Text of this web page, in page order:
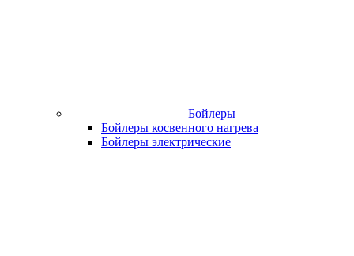
Бойлеры
Бойлеры косвенного нагрева
Бойлеры электрические